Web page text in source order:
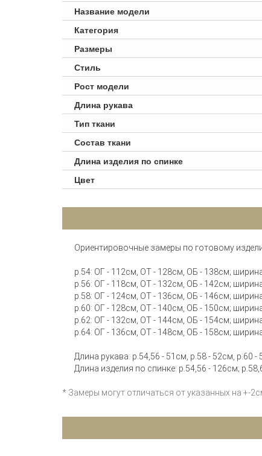
Название модели
Категория
Размеры
Стиль
Рост модели
Длина рукава
Тип ткани
Состав ткани
Длина изделия по спинке
Цвет
Ориентировочные замеры по готовому
р.54: ОГ - 112см, ОТ - 128см, ОБ - 138см;
р.56: ОГ - 118см, ОТ - 132см, ОБ - 142см;
р.58: ОГ - 124см, ОТ - 136см, ОБ - 146см;
р.60: ОГ - 128см, ОТ - 140см, ОБ - 150см;
р.62: ОГ - 132см, ОТ - 144см, ОБ - 154см;
р.64: ОГ - 136см, ОТ - 148см, ОБ - 158см;
Длина рукава: р.54,56 - 51см, р.58 - 52см, р.60 -
Длина изделия по спинке: р.54,56 - 126см;
* Замеры могут отличаться от указанных на +-